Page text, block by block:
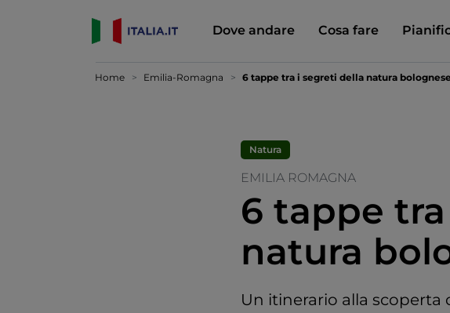
Dove andare Cosa fare
Home Emilia-Romagna 6 tappe tra i segreti della natura bolognese
Natura
EMILIA ROMAGNA
6 tappe
natura
Un itinerario alla scoperta